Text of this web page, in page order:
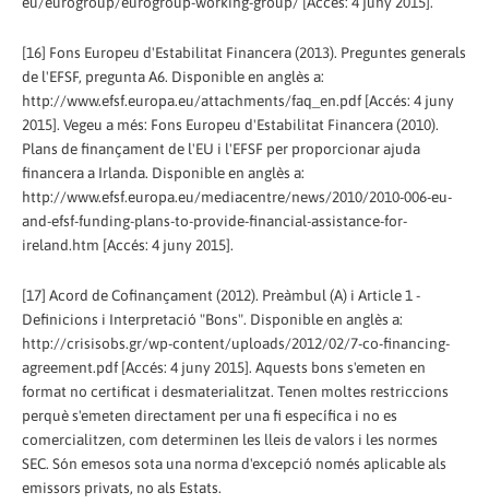
[16] Fons Europeu d'Estabilitat Financera (2013). Preguntes generals
de l'EFSF, pregunta A6. Disponible en anglès a:
http://www.efsf.europa.eu/attachments/faq_en.pdf [Accés: 4 juny
2015]. Vegeu a més: Fons Europeu d'Estabilitat Financera (2010).
Plans de finançament de l'EU i l'EFSF per proporcionar ajuda
financera a Irlanda. Disponible en anglès a:
http://www.efsf.europa.eu/mediacentre/news/2010/2010-006-eu-
and-efsf-funding-plans-to-provide-financial-assistance-for-
ireland.htm [Accés: 4 juny 2015].
[17] Acord de Cofinançament (2012). Preàmbul (A) i Article 1 -
Definicions i Interpretació "Bons". Disponible en anglès a:
http://crisisobs.gr/wp-content/uploads/2012/02/7-co-financing-
agreement.pdf [Accés: 4 juny 2015]. Aquests bons s'emeten en
format no certificat i desmaterialitzat. Tenen moltes restriccions
perquè s'emeten directament per una fi específica i no es
comercialitzen, com determinen les lleis de valors i les normes
SEC. Són emesos sota una norma d'excepció només aplicable als
emissors privats, no als Estats.